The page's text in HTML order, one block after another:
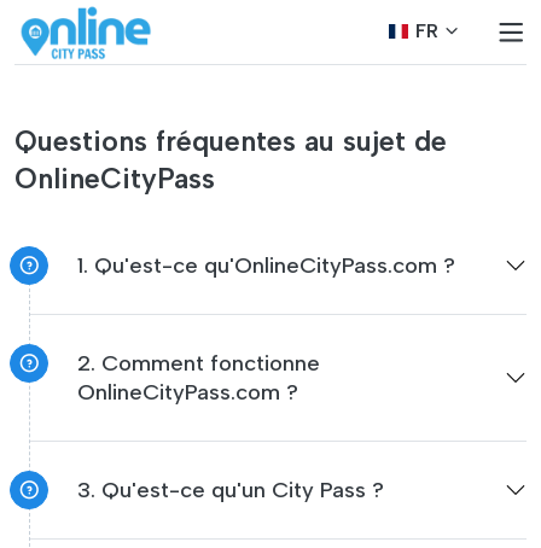
FR
Questions fréquentes au sujet de
OnlineCityPass
1. Qu'est-ce qu'OnlineCityPass.com ?
2. Comment fonctionne
OnlineCityPass.com ?
3. Qu'est-ce qu'un City Pass ?